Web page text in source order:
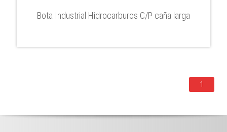
Bota Industrial Hidrocarburos C/P caña larga
1